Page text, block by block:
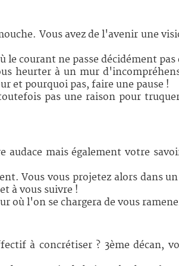
Vous avez de l'avenir une
le courant ne passe décidément
heurter à un mur
et pourquoi pas, faire une pause !
pas une raison pour
audace mais également votre
Vous vous projetez alors dans
à vous suivre !
où l'on se chargera de vous
à concrétiser ? 3ème décan,